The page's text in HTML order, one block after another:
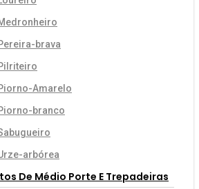
brava
Amarelo
branco
arbórea
De Médio Porte E Trepadeiras